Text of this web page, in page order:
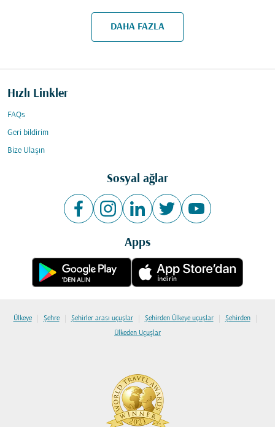
DAHA FAZLA
Hızlı Linkler
FAQs
Geri bildirim
Bize Ulaşın
Sosyal ağlar
Apps
Ülkeye | Şehre | Şehirler arası uçuşlar | Şehirden Ülkeye uçuşlar | Şehirden |
Ülkeden Uçuşlar